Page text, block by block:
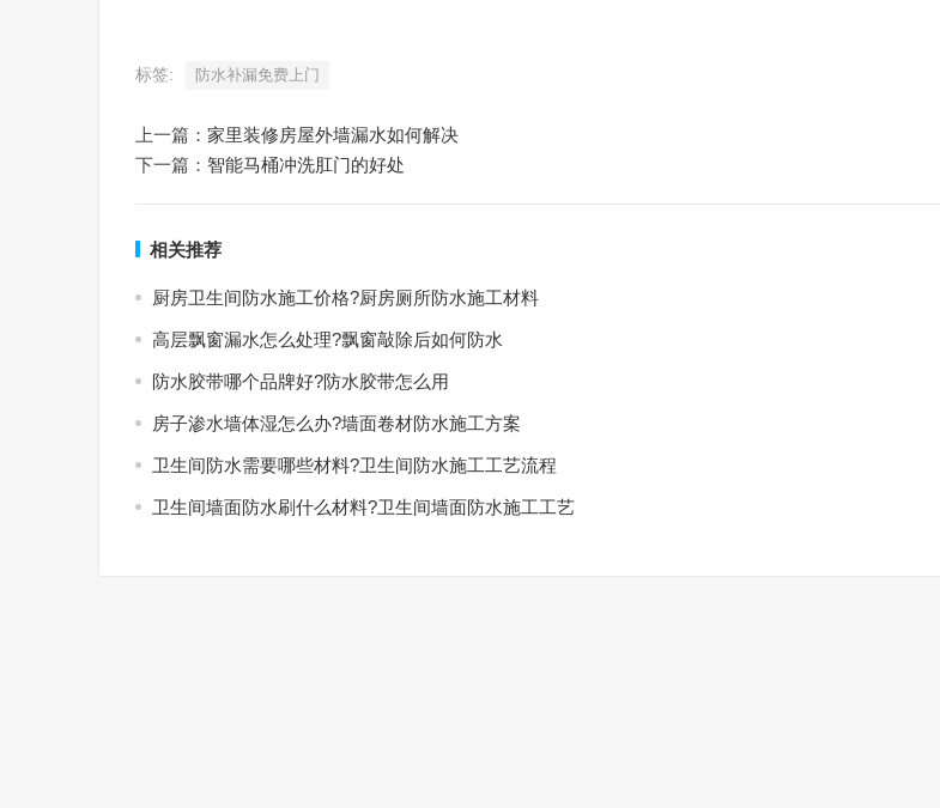
标签: 防水补漏免费上门
上一篇： 家里装修房屋外墙漏水如何解决
下一篇： 智能马桶冲洗肛门的好处
相关推荐
厨房卫生间防水施工价格?厨房厕所防水施工材料
高层飘窗漏水怎么处理?飘窗敲除后如何防水
防水胶带哪个品牌好?防水胶带怎么用
房子渗水墙体湿怎么办?墙面卷材防水施工方案
卫生间防水需要哪些材料?卫生间防水施工工艺流程
卫生间墙面防水刷什么材料?卫生间墙面防水施工工艺